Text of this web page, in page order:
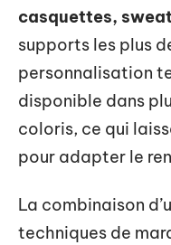
casquettes,
supports les plus
personnalisation
disponible dans
coloris, ce qui
pour adapter le
La combinaison
techniques de